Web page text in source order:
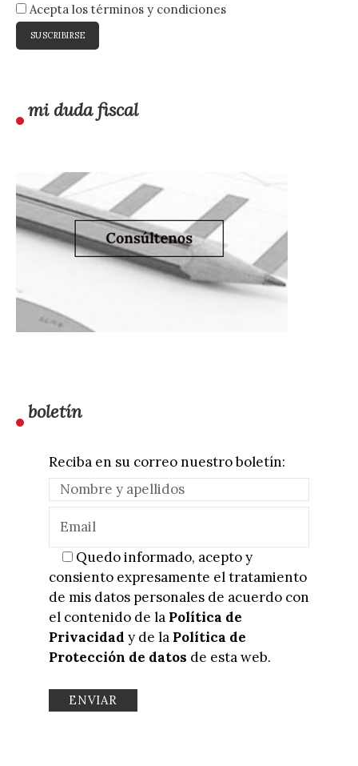
Acepta los términos y condiciones
mi duda fiscal
boletín
Reciba en su correo nuestro boletín:
Quedo informado, acepto y
consiento expresamente el tratamiento
de mis datos personales de acuerdo con
el contenido de la Política de
Privacidad y de la Política de
Protección de datos de esta web.